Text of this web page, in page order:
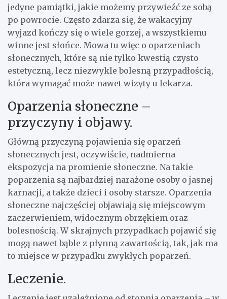
jedyne pamiątki, jakie możemy przywieźć ze sobą
po powrocie. Często zdarza się, że wakacyjny
wyjazd kończy się o wiele gorzej, a wszystkiemu
winne jest słońce. Mowa tu więc o oparzeniach
słonecznych, które są nie tylko kwestią czysto
estetyczną, lecz niezwykle bolesną przypadłością,
która wymagać może nawet wizyty u lekarza.
Oparzenia słoneczne –
przyczyny i objawy.
Główną przyczyną pojawienia się oparzeń
słonecznych jest, oczywiście, nadmierna
ekspozycja na promienie słoneczne. Na takie
poparzenia są najbardziej narażone osoby o jasnej
karnacji, a także dzieci i osoby starsze. Oparzenia
słoneczne najczęściej objawiają się miejscowym
zaczerwieniem, widocznym obrzękiem oraz
bolesnością. W skrajnych przypadkach pojawić się
mogą nawet bąble z płynną zawartością, tak, jak ma
to miejsce w przypadku zwykłych poparzeń.
Leczenie.